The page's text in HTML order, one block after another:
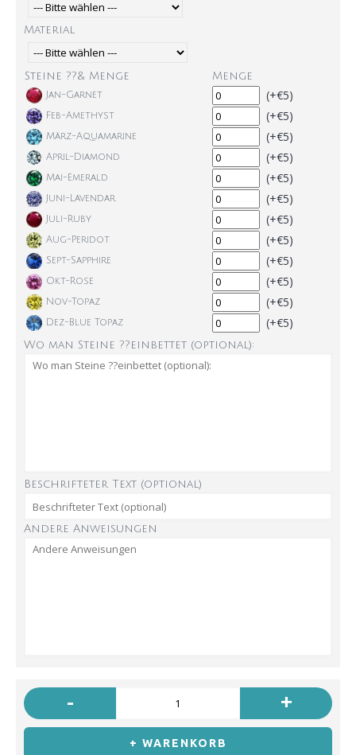
Material
Steine ??& Menge Menge
Jan-Garnet (+€5)
Feb-Amethyst (+€5)
März-Aquamarine (+€5)
April-Diamond (+€5)
Mai-Emerald (+€5)
Juni-Lavendar (+€5)
Juli-Ruby (+€5)
Aug-Peridot (+€5)
Sept-Sapphire (+€5)
Okt-Rose (+€5)
Nov-Topaz (+€5)
Dez-Blue Topaz (+€5)
Wo man Steine ??einbettet (optional):
Beschrifteter Text (optional)
Andere Anweisungen
- +
+ WARENKORB